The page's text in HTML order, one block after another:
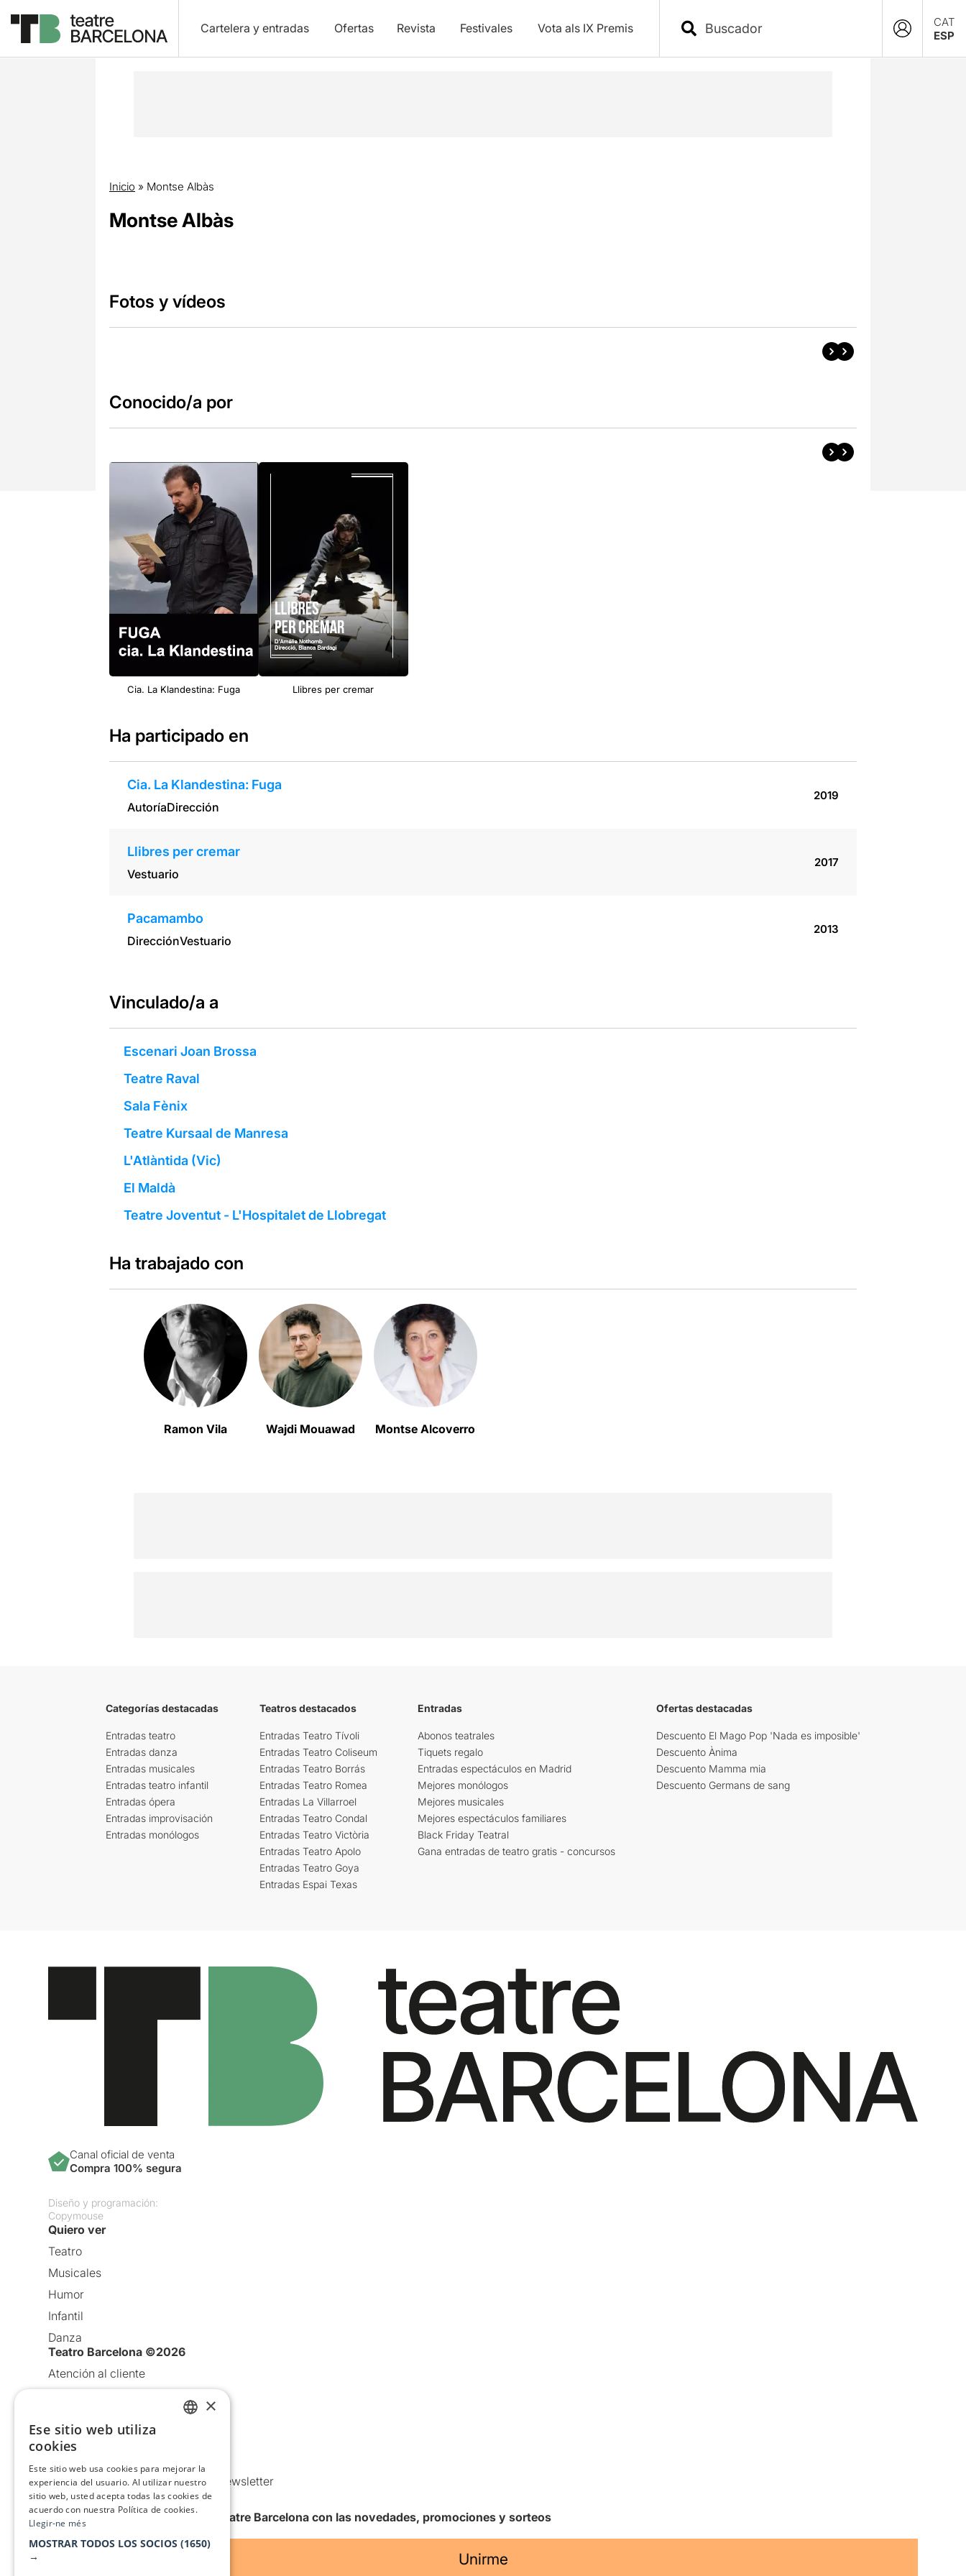
Cartelera y entradas Ofertas Revista Festivales Vota als IX Premis
CAT
ESP
Inicio » Montse Albàs
Montse Albàs
Fotos y vídeos
Conocido/a por
Cia. La Klandestina: Fuga Llibres per cremar
Ha participado en
Cia. La Klandestina: Fuga
AutoríaDirección
2019
Llibres per cremar
Vestuario
2017
Pacamambo
DirecciónVestuario
2013
Vinculado/a a
Escenari Joan Brossa
Teatre Raval
Sala Fènix
Teatre Kursaal de Manresa
L'Atlàntida (Vic)
El Maldà
Teatre Joventut - L'Hospitalet de Llobregat
Ha trabajado con
Ramon Vila Wajdi Mouawad Montse Alcoverro
Categorías destacadas
Entradas teatro
Entradas danza
Entradas musicales
Entradas teatro infantil
Entradas ópera
Entradas improvisación
Entradas monólogos
Teatros destacados
Entradas Teatro Tívoli
Entradas Teatro Coliseum
Entradas Teatro Borrás
Entradas Teatro Romea
Entradas La Villarroel
Entradas Teatro Condal
Entradas Teatro Victòria
Entradas Teatro Apolo
Entradas Teatro Goya
Entradas Espai Texas
Entradas
Abonos teatrales
Tiquets regalo
Entradas espectáculos en Madrid
Mejores monólogos
Mejores musicales
Mejores espectáculos familiares
Black Friday Teatral
Gana entradas de teatro gratis - concursos
Ofertas destacadas
Descuento El Mago Pop 'Nada es imposible'
Descuento Ànima
Descuento Mamma mia
Descuento Germans de sang
Canal oficial de venta
Compra 100% segura
Diseño y programación:
Copymouse
Quiero ver
Teatro
Musicales
Humor
Infantil
Danza
Teatro Barcelona ©2026
Atención al cliente
Política de Cookies
Comunicaciones comerciales y Newsletter
Anuncia’t
Quiero recibir la newsletter de Teatre Barcelona con las novedades, promociones y sorteos
Unirme
×
Ese sitio web utiliza
cookies
Este sitio web usa cookies para mejorar la
experiencia del usuario. Al utilizar nuestro
sitio web, usted acepta todas las cookies de
acuerdo con nuestra Política de cookies.
Llegir-ne més
MOSTRAR TODOS LOS SOCIOS (1650)
→